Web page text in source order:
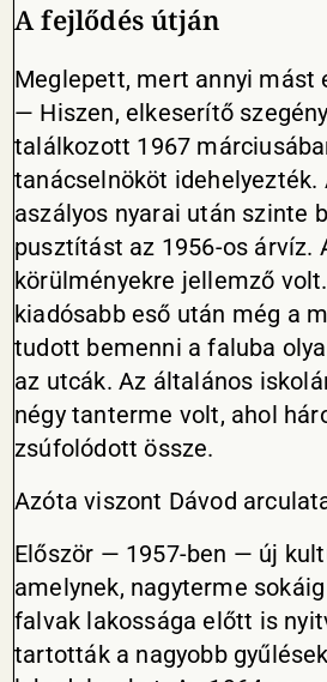
A fejlődés útján
Meglepett, mert annyi
— Hiszen, elkeserítő
találkozott 1967
tanácselnököt idehelyezték.
aszályos nyarai után szinte
pusztítást az 1956-os árvíz.
körülményekre jellemző
kiadósabb eső után még a
tudott bemenni a faluba
az utcák. Az általános
négy tanterme volt, ahol
zsúfolódott össze.
Azóta viszont Dávod
Először — 1957-ben — új
amelynek, nagyterme
falvak lakossága előtt is
tartották a nagyobb